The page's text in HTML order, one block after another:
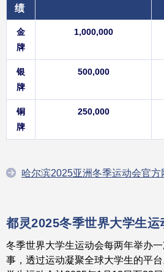
绩
金
牌
1,000,000
银
牌
500,000
铜
牌
250,000
哈尔滨2025亚洲冬季运动会官方
都灵2025冬季世界大学生运
冬季世界大学生运动会每两年举办
事，透过运动凝聚全球大学生的平